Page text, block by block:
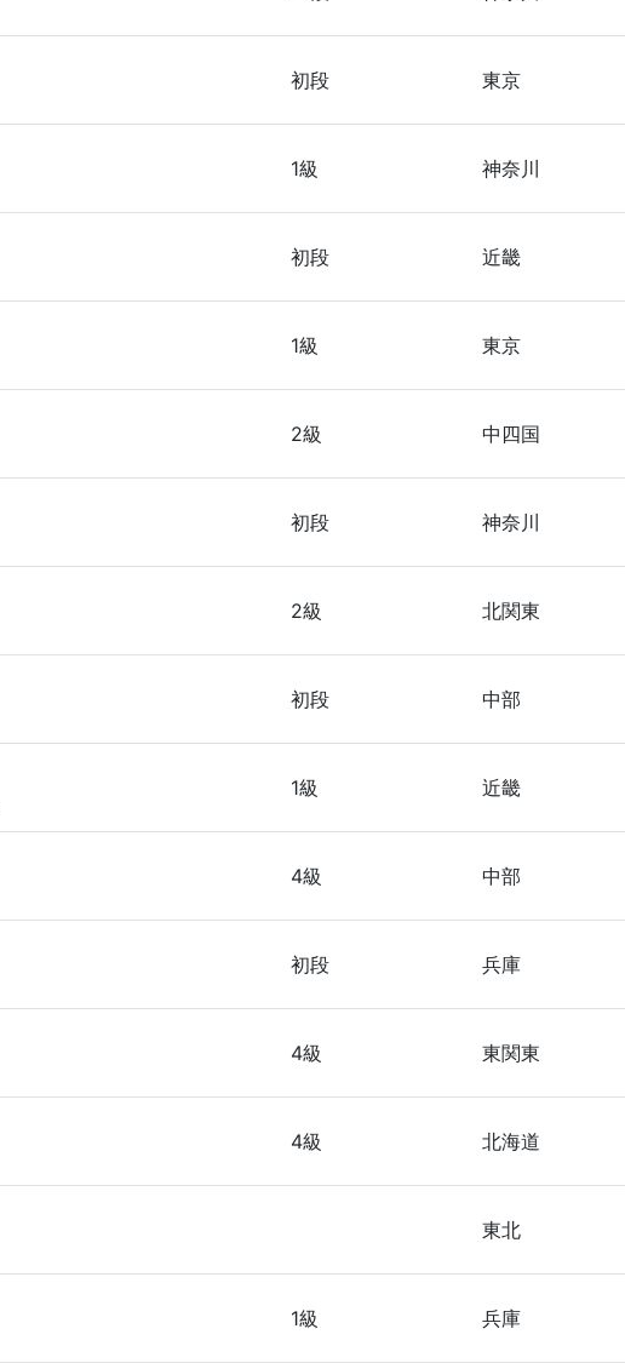
初段 東京
1級 神奈川
初段 近畿
1級 東京
2級 中四国
初段 神奈川
2級 北関東
初段 中部
1級 近畿
4級 中部
初段 兵庫
4級 東関東
4級 北海道
東北
1級 兵庫